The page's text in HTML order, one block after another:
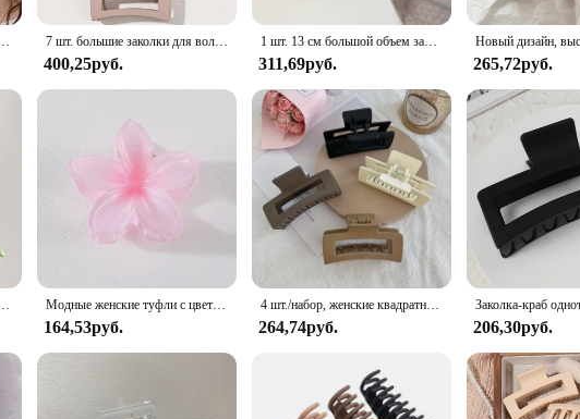
clips are the perfect accessory for maintaining a neat and tidy appearance. Available in
and suppliers looking to offer a versatile and high-quality hair accessory to their
durable construction ensure that these clips will be a hit with customers, and their classic
пластиковые однотонные заколки-заколки для густых длинных волос, женские аксессуары для волос 7 шт. большие заколки для волос 3,4 дюйма, нескользящие большие квадратные матовые заколки для женщин и девочек, зажимы-бананы сильной фиксации для густых тонких волос
400,25руб.
1 шт. 13 см большой объем зажима для Волос акула квадратный зажим для волос Простой головной убор женский зажим для волос ежедневный Декор подарки для активного отдыха
311,69руб. 265,72руб.
акриловые заколки для волос, заколки, головные уборы для женщин и девочек, аксессуары для волос Модные женские туфли с цветком, когти для волос, гавайские градиентные заколки для волос, заколки в виде акулы, заколки для отдыха в пляжном стиле, аксессуары для волос
164,53руб.
4 шт./набор, женские квадратные заколки для волос
264,74руб. 206,30руб.